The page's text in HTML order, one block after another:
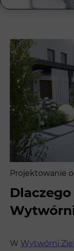
Projektowanie
W Wytwórni